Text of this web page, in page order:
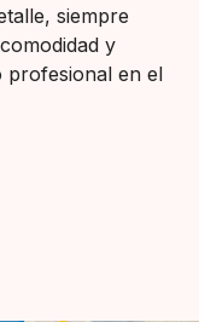
siempre
y
profesional en el